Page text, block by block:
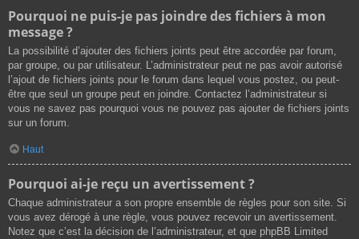
Pourquoi ne puis-je pas joindre des fichiers à mon
message ?
La possibilité d’ajouter des fichiers joints peut être accordée par forum,
par groupe, ou par utilisateur. L’administrateur peut ne pas avoir autorisé
l’ajout de fichiers joints pour le forum dans lequel vous postez, ou peut-
être que seul un groupe peut en joindre. Contactez l’administrateur si
vous ne savez pas pourquoi vous ne pouvez pas ajouter de fichiers joints
sur un forum.
Haut
Pourquoi ai-je reçu un avertissement ?
Chaque administrateur a son propre ensemble de règles pour son site. Si
vous avez dérogé à une règle, vous pouvez recevoir un avertissement.
Notez que c’est la décision de l’administrateur, et que phpBB Limited